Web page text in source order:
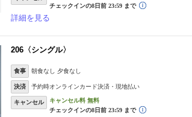
詳細を見る
206〈シングル〉
食事 朝食なし 夕食なし
決済 予約時オンラインカード決済・現地払い
キャンセル